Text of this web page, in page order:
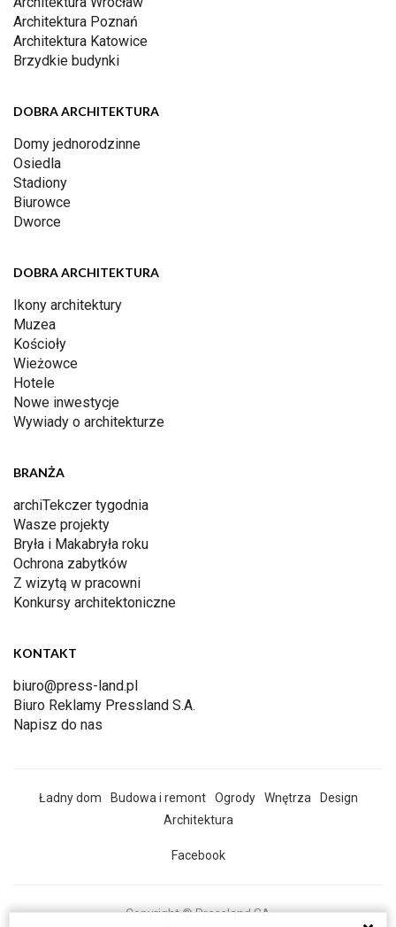
Architektura Poznań
Architektura Katowice
Brzydkie budynki
DOBRA ARCHITEKTURA
Domy jednorodzinne
Osiedla
Stadiony
Biurowce
Dworce
DOBRA ARCHITEKTURA
Ikony architektury
Muzea
Kościoły
Wieżowce
Hotele
Nowe inwestycje
Wywiady o architekturze
BRANŻA
archiTekczer tygodnia
Wasze projekty
Bryła i Makabryła roku
Ochrona zabytków
Z wizytą w pracowni
Konkursy architektoniczne
KONTAKT
biuro@press-land.pl
Biuro Reklamy Pressland S.A.
Napisz do nas
Ładny dom Budowa i remont Ogrody Wnętrza
Design
Architektura
Facebook
Copyright © Pressland SA